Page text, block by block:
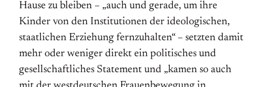
Hause zu bleiben – „auch und gerade, um ihre
Kinder von den Institutionen der ideologischen,
staatlichen Erziehung fernzuhalten“ – setzten damit
mehr oder weniger direkt ein politisches und
gesellschaftliches Statement und „kamen so auch